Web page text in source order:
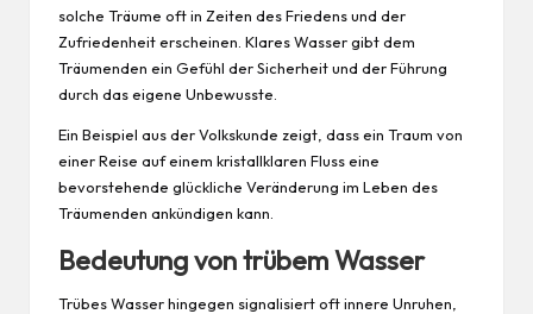
solche Träume oft in Zeiten des Friedens und der
Zufriedenheit erscheinen. Klares Wasser gibt dem
Träumenden ein Gefühl der Sicherheit und der Führung
durch das eigene Unbewusste.
Ein Beispiel aus der Volkskunde zeigt, dass ein Traum von
einer Reise auf einem kristallklaren Fluss eine
bevorstehende glückliche Veränderung im Leben des
Träumenden ankündigen kann.
Bedeutung von trübem Wasser
Trübes Wasser hingegen signalisiert oft innere Unruhen,